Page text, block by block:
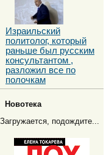
Израильский
политолог, который
раньше был русским
консультантом ,
разложил все по
полочкам
Новотека
Загружается, подождите...